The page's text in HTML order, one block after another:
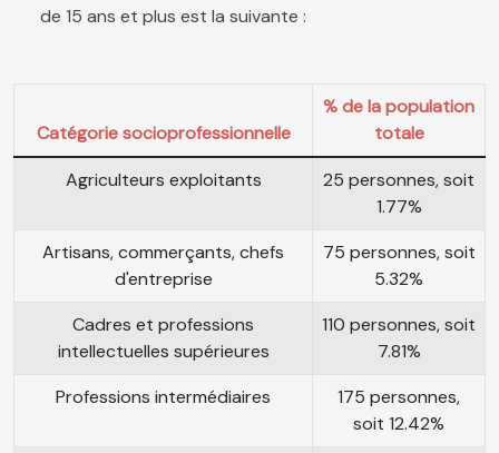
de 15 ans et plus est la suivante :
Catégorie socioprofessionnelle
% de la population
totale
Agriculteurs exploitants
25 personnes, soit
1.77%
Artisans, commerçants, chefs
d'entreprise
75 personnes, soit
5.32%
Cadres et professions
intellectuelles supérieures
110 personnes, soit
7.81%
Professions intermédiaires
175 personnes,
soit 12.42%